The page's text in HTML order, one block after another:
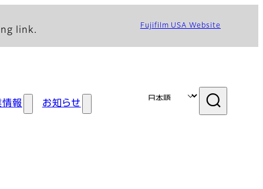
link. Fujifilm USA Website
報 お知らせ